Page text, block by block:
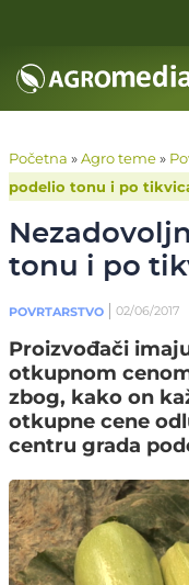
Početna »Agro teme»
podelio tonu i po
tonu i po
POVRTARSTVO 02/06/2017
Proizvođači
otkupnom
zbog, kako on
otkupne cene
centru grada